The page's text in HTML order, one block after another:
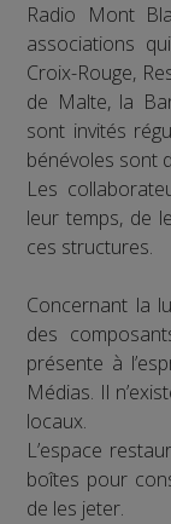
Radio Mont
associations
Croix-Rouge,
de Malte, la
sont invités
bénévoles sont
Les
leur temps, de
ces structures.
Concernant la
des
présente à
Médias. Il
locaux.
L’espace
boîtes pour
de les jeter.